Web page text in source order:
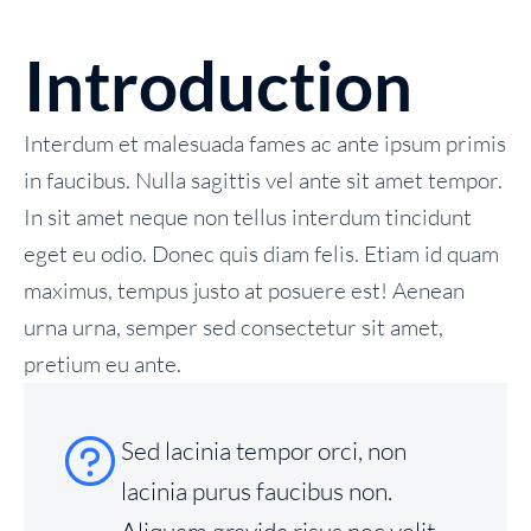
Introduction
Interdum et malesuada fames ac ante ipsum primis
in faucibus. Nulla sagittis vel ante sit amet tempor.
In sit amet neque non tellus interdum tincidunt
eget eu odio. Donec quis diam felis. Etiam id quam
maximus, tempus justo at posuere est! Aenean
urna urna, semper sed consectetur sit amet,
pretium eu ante.
Sed lacinia tempor orci, non
lacinia purus faucibus non.